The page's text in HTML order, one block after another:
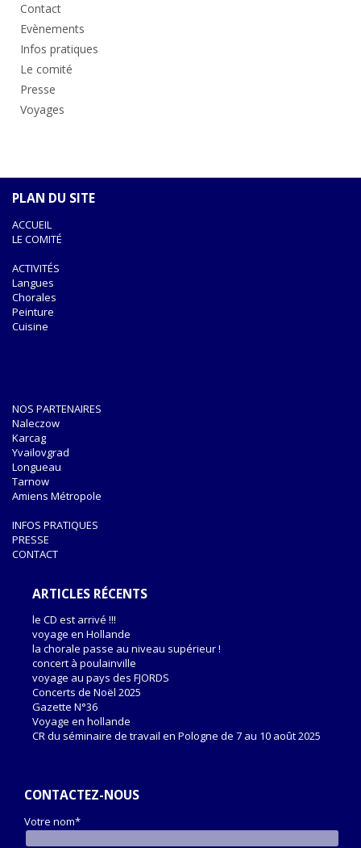
Contact
Evènements
Infos pratiques
Le comité
Presse
Voyages
PLAN DU SITE
ACCUEIL
LE COMITÉ
ACTIVITÉS
Langues
Chorales
Peinture
Cuisine
NOS PARTENAIRES
Naleczow
Karcag
Yvailovgrad
Longueau
Tarnow
Amiens Métropole
INFOS PRATIQUES
PRESSE
CONTACT
ARTICLES RÉCENTS
le CD est arrivé !!!
voyage en Hollande
la chorale passe au niveau supérieur !
concert à poulainville
voyage au pays des FJORDS
Concerts de Noël 2025
Gazette N°36
Voyage en hollande
CR du séminaire de travail en Pologne de 7 au 10 août 2025
CONTACTEZ-NOUS
Votre nom*